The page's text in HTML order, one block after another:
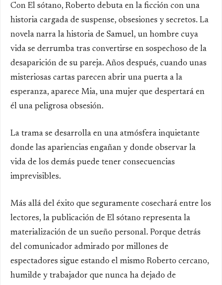
Con El sótano, Roberto debuta en la ficción con una
historia cargada de suspense, obsesiones y secretos. La
novela narra la historia de Samuel, un hombre cuya
vida se derrumba tras convertirse en sospechoso de la
desaparición de su pareja. Años después, cuando unas
misteriosas cartas parecen abrir una puerta a la
esperanza, aparece Mia, una mujer que despertará en
él una peligrosa obsesión.
La trama se desarrolla en una atmósfera inquietante
donde las apariencias engañan y donde observar la
vida de los demás puede tener consecuencias
imprevisibles.
Más allá del éxito que seguramente cosechará entre los
lectores, la publicación de El sótano representa la
materialización de un sueño personal. Porque detrás
del comunicador admirado por millones de
espectadores sigue estando el mismo Roberto cercano,
humilde y trabajador que nunca ha dejado de